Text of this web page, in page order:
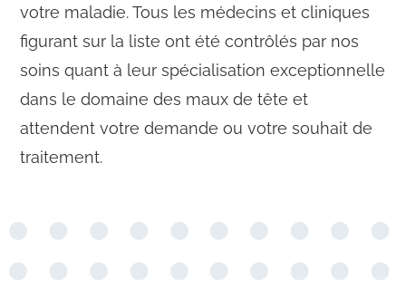
votre maladie. Tous les médecins et cliniques
figurant sur la liste ont été contrôlés par nos
soins quant à leur spécialisation exceptionnelle
dans le domaine des maux de tête et
attendent votre demande ou votre souhait de
traitement.